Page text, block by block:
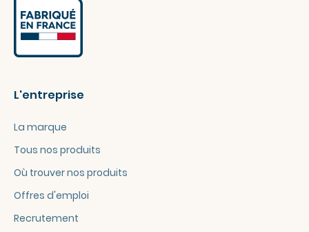
L'entreprise
La marque
Tous nos produits
Où trouver nos produits
Offres d'emploi
Recrutement